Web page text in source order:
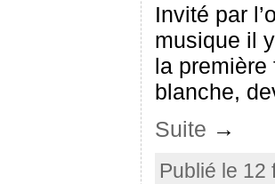
Invité par
musique il
la première
blanche,
Suite →
Publié le